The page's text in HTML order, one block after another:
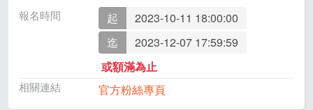
報名時間 起
2023-10-11 18:00:00
迄
2023-12-07 17:59:59
或額滿為止
相關連結 官方粉絲專頁